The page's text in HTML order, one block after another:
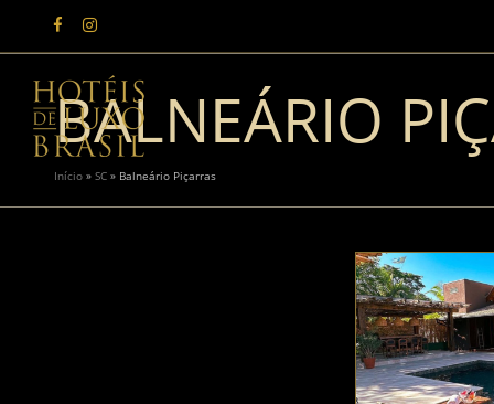
BALNEÁRIO
Início » SC » Balneário Piçarras